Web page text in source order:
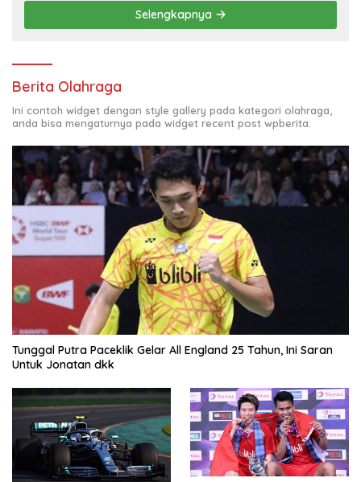
Selengkapnya
Berita Olahraga
Ini contoh widget dengan style gallery pada kategori olahraga,
anda bisa mengaturnya pada widget recent post wpberita.
Tunggal Putra Paceklik Gelar All England 25 Tahun, Ini Saran
Untuk Jonatan dkk